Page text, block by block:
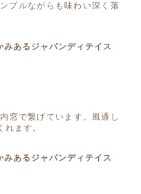
プルながらも味わい深く落
窓で繋げています。風通し
ます。